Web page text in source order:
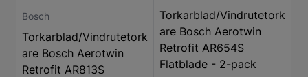
Bosch
Torkarblad/Vindrutetork
are Bosch Aerotwin
Retrofit AR813S
Torkarblad/Vindrutetork
are Bosch Aerotwin
Retrofit AR654S
Flatblade - 2-pack